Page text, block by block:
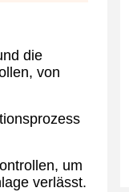
die
von
um
verlässt.